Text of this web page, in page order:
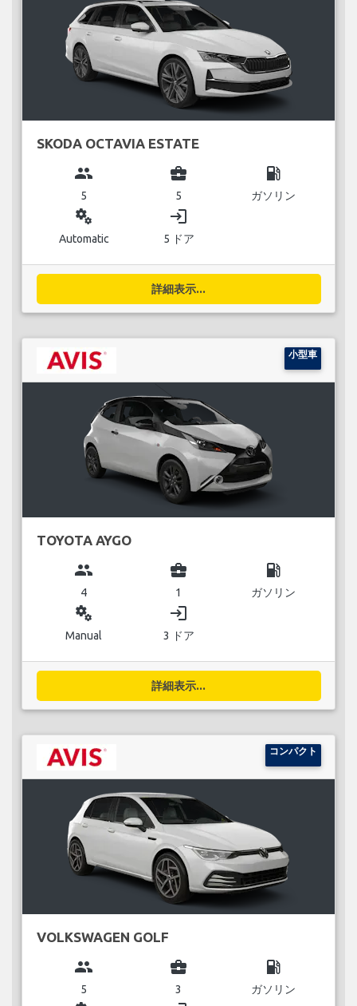
SKODA OCTAVIA ESTATE
group
5
business_center
5
local_gas_station
ガソリン
miscellaneous_services
Automatic
login
5 ドア
詳細表示...
小型車
TOYOTA AYGO
group
4
business_center
1
local_gas_station
ガソリン
miscellaneous_services
Manual
login
3 ドア
詳細表示...
コンパクト
VOLKSWAGEN GOLF
group
5
business_center
3
local_gas_station
ガソリン